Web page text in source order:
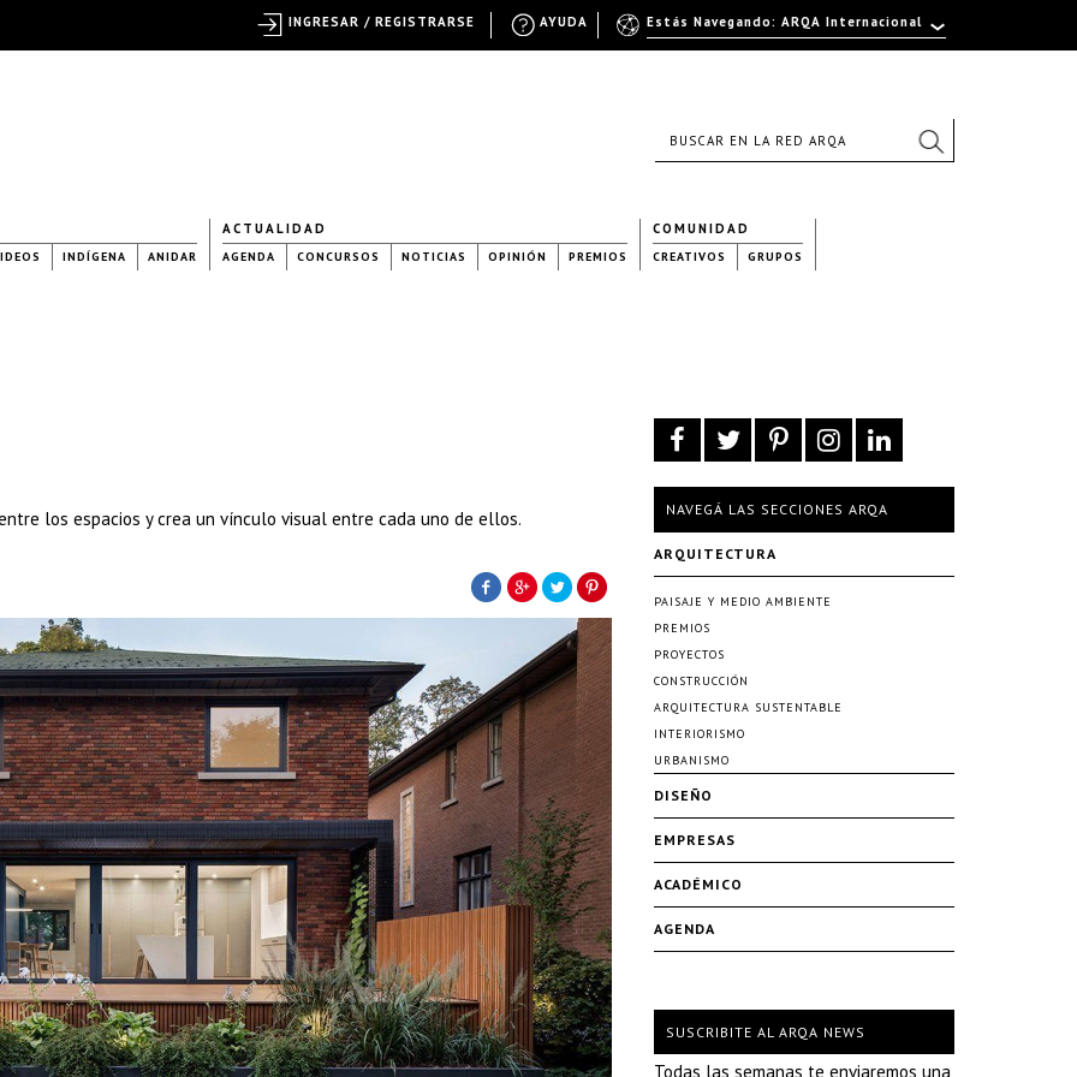
INDÍGENA ANIDAR
ACTUALIDAD
AGENDA CONCURSOS NOTICIAS OPINIÓN PREMIOS
COMUNIDAD
CREATIVOS GRUPOS
los espacios y crea un vínculo visual entre cada uno de ellos. NAVEGÁ LAS SECCIONES ARQA
ARQUITECTURA
PAISAJE Y MEDIO AMBIENTE
PREMIOS
PROYECTOS
CONSTRUCCIÓN
ARQUITECTURA SUSTENTABLE
INTERIORISMO
URBANISMO
DISEÑO
EMPRESAS
ACADÉMICO
AGENDA
SUSCRIBITE AL ARQA NEWS
Todas las semanas te enviaremos una
Estás Navegando: ARQA Internacional
AYUDA
INGRESAR / REGISTRARSE